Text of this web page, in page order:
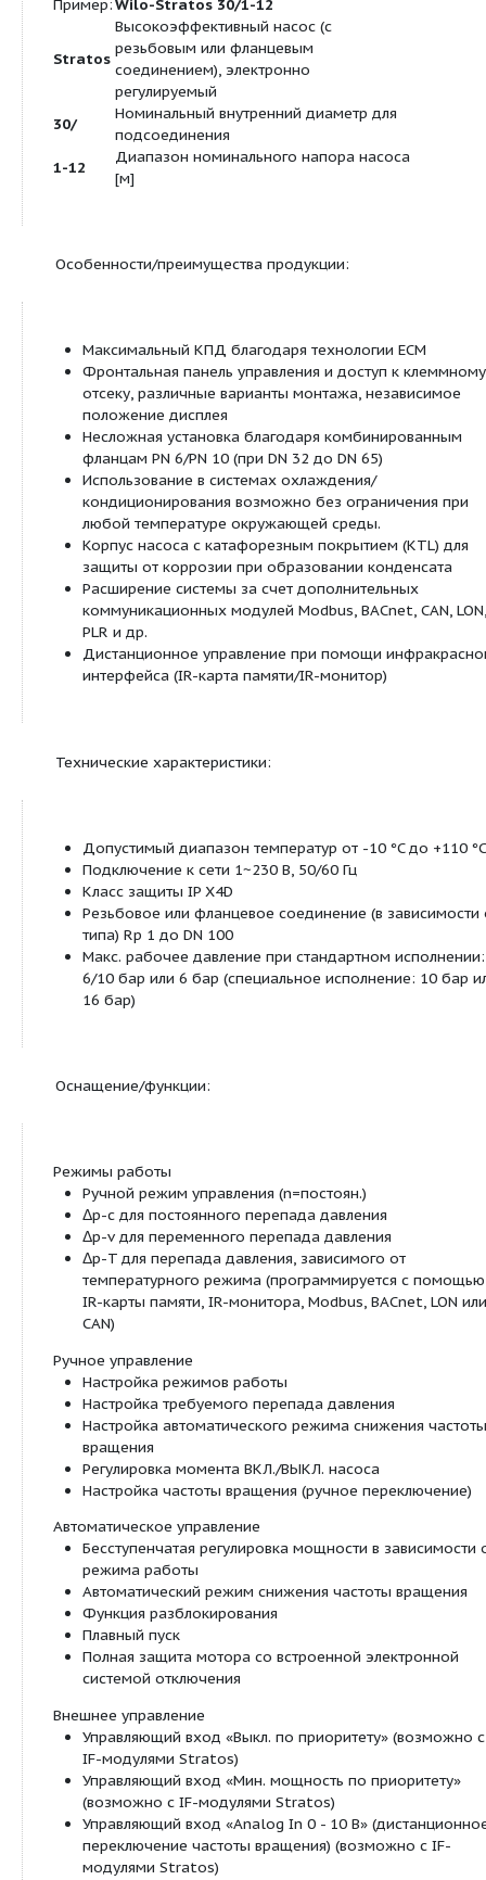
Циркуляционный насос с мокрым ротором, с
фланцевым соединением, электронно-
мотором с автоматической регулировкой
Применение:
Любые системы водяного отопления, системы
Обозначение:
Пример: Wilo-Stratos 30/1-12
Stratos
Высокоэффективный насос (с
резьбовым или фланцевым
соединением), электронно
регулируемый
30/
Номинальный внутренний диаметр для
подсоединения
Максимальный КПД благодаря технологии
Фронтальная панель управления и доступ к
отсеку, различные варианты монтажа,
положение дисплея
Использование в системах охлаждения/
защиты от коррозии при образовании
Расширение системы за счет
коммуникационных модулей Modbus, BACnet,
PLR и др.
Дистанционное управление при помощи
интерфейса (IR-карта памяти/IR-монитор)
Технические характеристики:
Подключение к сети 1~230 В, 50/60 Гц
Класс защиты IP X4D
Резьбовое или фланцевое соединение (в
типа) Rp 1 до DN 100
Макс. рабочее давление при стандартном
6/10 бар или 6 бар (специальное
16 бар)
Оснащение/функции: